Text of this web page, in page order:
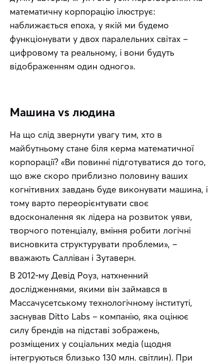
математичну корпорацію ілюструє:
наближається епоха, у якій ми будемо
функціонувати у двох паралельних світах –
цифровому та реальному, і вони будуть
відображенням один одного».
Машина vs людина
На що слід звернути увагу тим, хто в
майбутньому стане біля керма математичної
корпорації? «Ви повинні підготуватися до того,
що вже скоро приблизно половину ваших
когнітивних завдань буде виконувати машина, і
тому варто переорієнтувати своє
вдосконалення як лідера на розвиток уяви,
творчого потенціалу, вміння робити логічні
висновкита структурувати проблеми», –
вважають Салліван і Зутаверн.
В 2012-му Девід Роуз, натхненний
дослідженнями, якими він займався в
Массачусетському технологічному інституті,
заснував Ditto Labs – компанію, яка оцінює
силу брендів на підставі зображень,
розміщених у соціальних медіа (щодня
інтегруються близько 130 млн. світлин). При